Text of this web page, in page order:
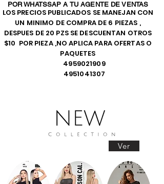
LOS PRECIOS PUBLICADOS SE MANEJAN CON
UN MINIMO DE COMPRA DE 6 PIEZAS ,
DESPUES DE 20 PZS SE DESCUENTAN OTROS
$10 POR PIEZA ,NO APLICA PARA OFERTAS O
PAQUETES
4959021909
4951041307
Ver
POR WHATSSAP A TU AGENTE DE VENTAS